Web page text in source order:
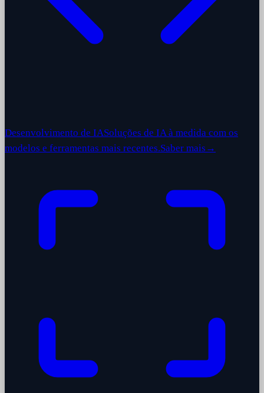
Desenvolvimento de IASoluções de IA à medida com os
modelos e ferramentas mais recentes.Saber mais →